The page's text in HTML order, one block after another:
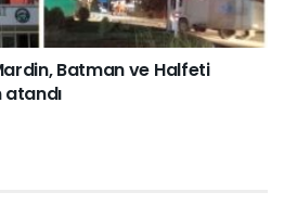
Batman ve Halfeti